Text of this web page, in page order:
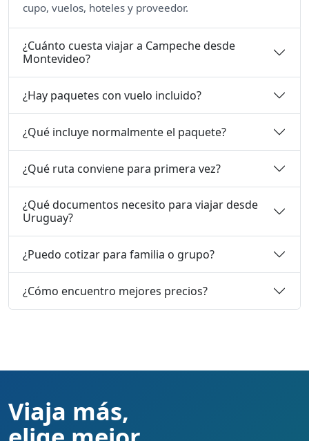
cupo, vuelos, hoteles y proveedor.
¿Cuánto cuesta viajar a Campeche desde
Montevideo?
¿Hay paquetes con vuelo incluido?
¿Qué incluye normalmente el paquete?
¿Qué ruta conviene para primera vez?
¿Qué documentos necesito para viajar desde
Uruguay?
¿Puedo cotizar para familia o grupo?
¿Cómo encuentro mejores precios?
Viaja más,